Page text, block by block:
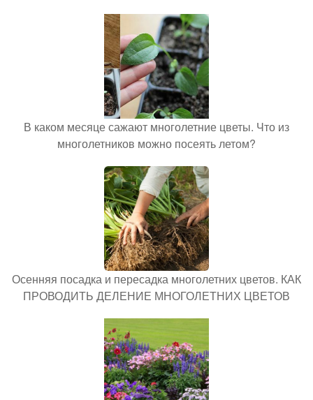
В каком месяце сажают многолетние цветы. Что из
многолетников можно посеять летом?
Осенняя посадка и пересадка многолетних цветов. КАК
ПРОВОДИТЬ ДЕЛЕНИЕ МНОГОЛЕТНИХ ЦВЕТОВ